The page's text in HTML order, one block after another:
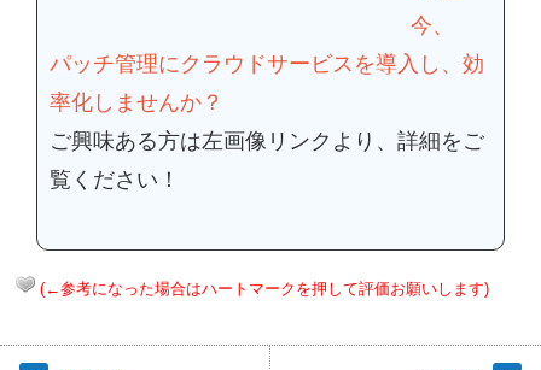
今、
パッチ管理にクラウドサービスを導入し、効
率化しませんか？
ご興味ある方は左画像リンクより、詳細をご
覧ください！
(←参考になった場合はハートマークを押して評価お願いします)